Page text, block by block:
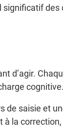
significatif des
d’agir.
cognitive.
de saisie et
la